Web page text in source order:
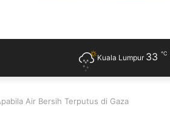
Kuala Lumpur 33 ℃
Air Bersih Terputus di Gaza